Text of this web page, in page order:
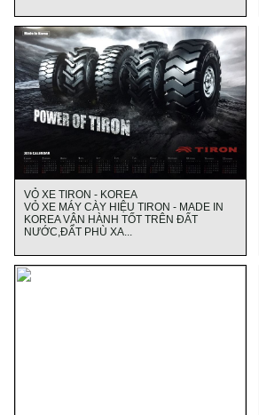
VỎ XE TIRON - KOREA
VỎ XE MÁY CÀY HIỆU TIRON - MADE IN
KOREA VẬN HÀNH TỐT TRÊN ĐẤT
NƯỚC,ĐẤT PHÙ XA...